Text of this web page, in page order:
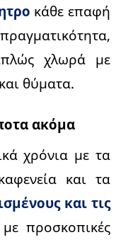
κάθε επαφή
χλωρά με
θύματα.
ακόμα
χρόνια με τα
και τα
και τις
προσκοπικές